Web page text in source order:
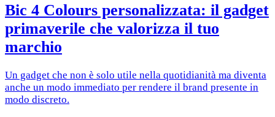
Bic 4 Colours personalizzata: il gadget
primaverile che valorizza il tuo
marchio
Un gadget che non è solo utile nella quotidianità ma diventa
anche un modo immediato per rendere il brand presente in
modo discreto.